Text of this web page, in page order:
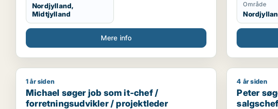
Nordjylland,
Midtjylland
Mere info
Område
Michael søger job som it-chef / forretningsudvikler / projektleder
1 år siden
Michael søger job som it-chef /
forretningsudvikler / projektleder
Peter
4 år siden
Peter